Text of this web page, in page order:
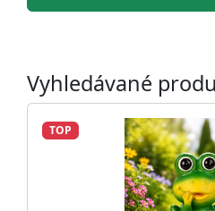
Vyhledávané
TOP